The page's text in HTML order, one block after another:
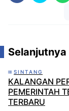
Selanjutnya
SINTANG
KALANGAN
PEMERINTAH
TERBARU